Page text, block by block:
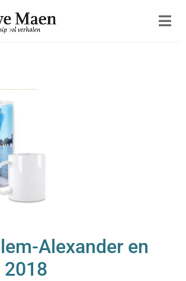
Alexander en